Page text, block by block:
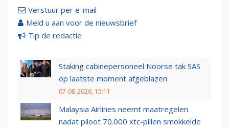
Verstuur per e-mail
Meld u aan voor de nieuwsbrief
Tip de redactie
Staking cabinepersoneel Noorse tak SAS
op laatste moment afgeblazen
07-08-2026, 15:11
Malaysia Airlines neemt maatregelen
nadat piloot 70.000 xtc-pillen smokkelde